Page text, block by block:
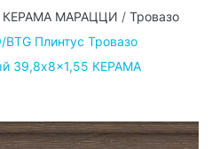
КЕРАМА МАРАЦЦИ / Тровазо
BTG Плинтус Тровазо
39,8x8x1,55 КЕРАМА